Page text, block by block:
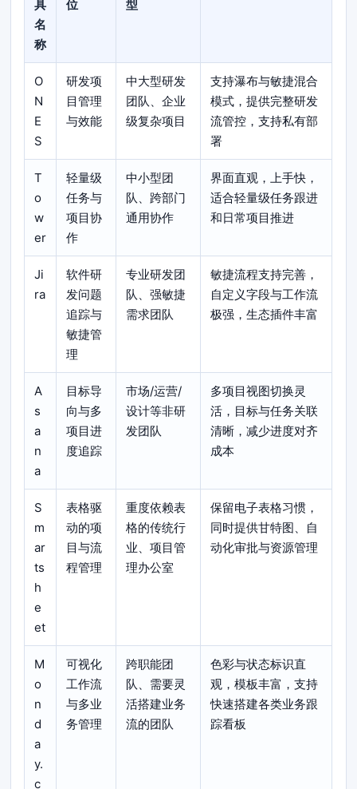
具
名
称
位
型
O
N
E
S
研发项
目管理
与效能
中大型研发
团队、企业
级复杂项目
支持瀑布与敏捷混合
模式，提供完整研发
流管控，支持私有部
署
T
o
w
er
轻量级
任务与
项目协
作
中小型团
队、跨部门
通用协作
界面直观，上手快，
适合轻量级任务跟进
和日常项目推进
Ji
ra
软件研
发问题
追踪与
敏捷管
理
专业研发团
队、强敏捷
需求团队
敏捷流程支持完善，
自定义字段与工作流
极强，生态插件丰富
A
s
a
n
a
目标导
向与多
项目进
度追踪
市场/运营/
设计等非研
发团队
多项目视图切换灵
活，目标与任务关联
清晰，减少进度对齐
成本
S
m
ar
ts
h
e
et
表格驱
动的项
目与流
程管理
重度依赖表
格的传统行
业、项目管
理办公室
保留电子表格习惯，
同时提供甘特图、自
动化审批与资源管理
M
o
n
d
a
y.
c
可视化
工作流
与多业
务管理
跨职能团
队、需要灵
活搭建业务
流的团队
色彩与状态标识直
观，模板丰富，支持
快速搭建各类业务跟
踪看板